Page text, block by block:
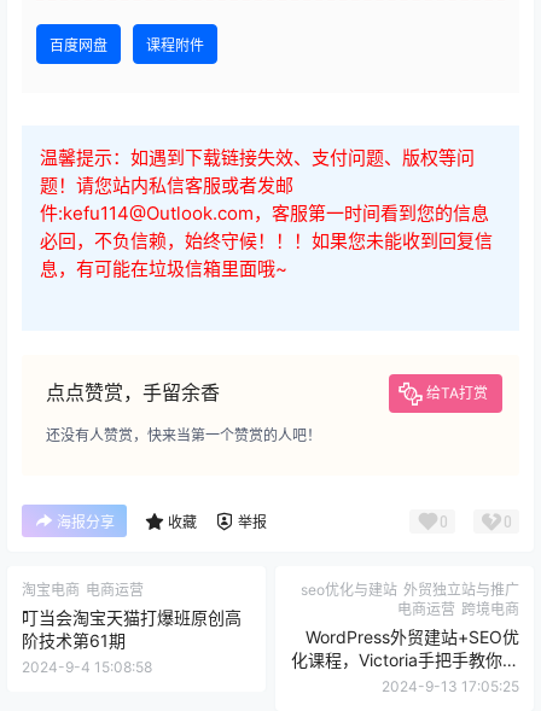
百度网盘 课程附件
温馨提示：如遇到下载链接失效、支付问题、版权等问
题！请您站内私信客服或者发邮
件:kefu114@Outlook.com，客服第一时间看到您的信息
必回，不负信赖，始终守候！！！如果您未能收到回复信
息，有可能在垃圾信箱里面哦~
点点赞赏，手留余香 给TA打赏
还没有人赞赏，快来当第一个赞赏的人吧！
海报分享 收藏 举报 0 0
淘宝电商 电商运营
叮当会淘宝天猫打爆班原创高
阶技术第61期
2024-9-4 15:08:58
seo优化与建站 外贸独立站与推广
电商运营 跨境电商
WordPress外贸建站+SEO优
化课程，Victoria手把手教你从
0到1搭建可获得询盘的外贸网
2024-9-13 17:05:25